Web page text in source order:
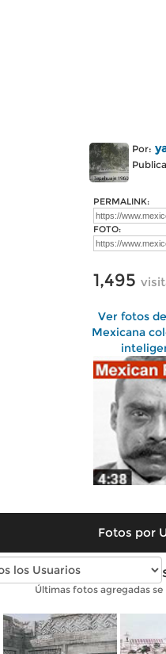
Por:
PERMALINK:
FOTO:
1,495
Ver fotos
Mexicana
Fotos por
Fotos
Últimas fotos agregadas